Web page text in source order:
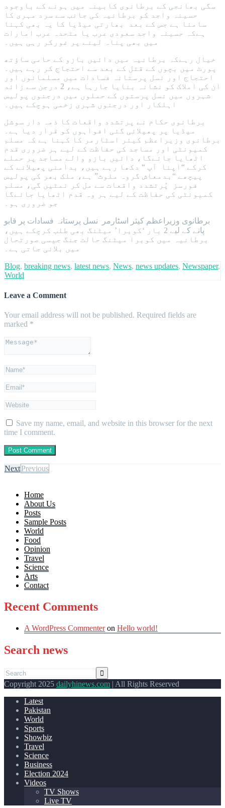
سگی بھانجی کے برطانوی کابینہ میں ہونے کے باوجود
حسینہ واجد کو برطانیہ کی جانب سے سرد مہری کا
سامنا ہے جس کے بعد بھارتی میڈیا کا یہ بھی کہنا
ہےکہ حسینہ واجد سعودی عرب یا متحدہ عرب امارات
میں بھی پناہ لینے پر غورکر رہی ہیں۔
خیال رہےکہ برطانیہ میں دائيں بازو کے حامی ساؤتھ
پورٹ میں بچوں کے قتل کے بعد سے احتجاج کر رہے ہیں۔
احتجاج اور نسل پرستانہ فسادات میں مسلمانوں اور
ان کی املاک کو نشانہ بنایا جارہا ہے، 2 درجن سے زائد
شہروں میں نسل پرستوں کے حملوں میں درجنوں پولیس
اہلکار اور درجنوں شہری زخمی ہوچکے ہیں۔
برطانوی حکام نے پرتشدد واقعات کا ذمہ دار سوشل
میڈیا پر پھیلائی گئی افواہوں کو قرار دیا ہے۔
برطانوی وزیراعظم کیئر اسٹارمر کا کہنا ہے کہ مسلم
کمیونٹی اور مساجد کی حفاظت کے لیے ہر ضروری قدم
اٹھایا جائےگا، دائیں بازو والے مساجد پر حملے
کرکے “اپنا آپ “ دکھا رہے ہیں، بدامنی پھیلانے کے
پیچھے “بدمعاش گروہ ملوث” ہے، ملک بھر کی پولیس
فورسز پُرتشدد واقعات سے مل کر نمٹیں گی، مسلم
کمیونٹی کی حفاظت کے لیے ہر وہ قدم اٹھایا جائےگا
جو ضروری ہو۔
برطانوی وزیراعظم کیئر اسٹارمر نسل پرستانہ فسادات پر قابو
پانے کے لیے 2 بار ‘کوبرا’ میٹنگ بھی طلب کرچکے ہیں،
برطانیہ میں کوبرا میٹنگ حالت جنگ جیسی صورتحال
میں بلائی جاتی ہے۔
Blog, breaking news, latest news, News, news updates, Newspaper,
World
Leave a Comment
Your email address will not be published. Required fields are
marked *
Save my name, email, and website in this browser for the next
time I comment.
NextPrevious
Home
About Us
Posts
Sample Posts
World
Food
Opinion
Travel
Science
Arts
Contact
Recent Comments
A WordPress Commenteron Hello world!
Search news
Copyright 2025 dailyhinews.com | All Rights Reserved
Latest
Pakistan
World
Sports
Showbiz
Travel
Science
Business
Election 2024
Videos
TV Shows
Live TV